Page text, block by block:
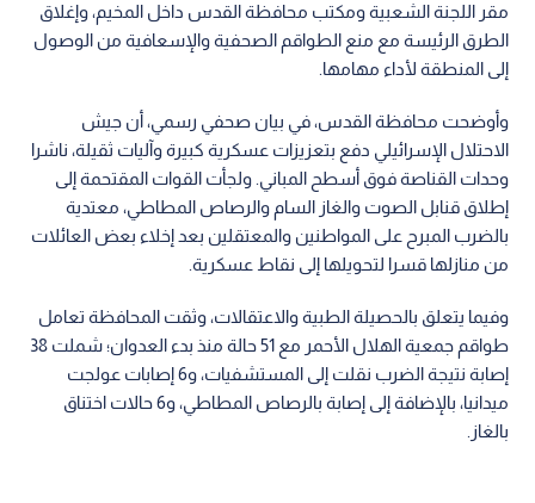
مقر اللجنة الشعبية ومكتب محافظة القدس داخل المخيم، وإغلاق
الطرق الرئيسة مع منع الطواقم الصحفية والإسعافية من الوصول
إلى المنطقة لأداء مهامها.
وأوضحت محافظة القدس، في بيان صحفي رسمي، أن جيش
الاحتلال الإسرائيلي دفع بتعزيزات عسكرية كبيرة وآليات ثقيلة، ناشرا
وحدات القناصة فوق أسطح المباني. ولجأت القوات المقتحمة إلى
إطلاق قنابل الصوت والغاز السام والرصاص المطاطي، معتدية
بالضرب المبرح على المواطنين والمعتقلين بعد إخلاء بعض العائلات
من منازلها قسرا لتحويلها إلى نقاط عسكرية.
وفيما يتعلق بالحصيلة الطبية والاعتقالات، وثقت المحافظة تعامل
طواقم جمعية الهلال الأحمر مع 51 حالة منذ بدء العدوان؛ شملت 38
إصابة نتيجة الضرب نقلت إلى المستشفيات، و6 إصابات عولجت
ميدانيا، بالإضافة إلى إصابة بالرصاص المطاطي، و6 حالات اختناق
بالغاز.